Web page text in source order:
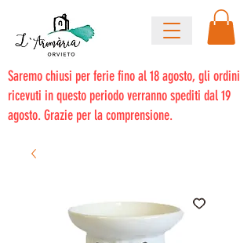
Saremo chiusi per ferie fino al 18 agosto, gli ordini
ricevuti in questo periodo verranno spediti dal 19
agosto. Grazie per la comprensione.